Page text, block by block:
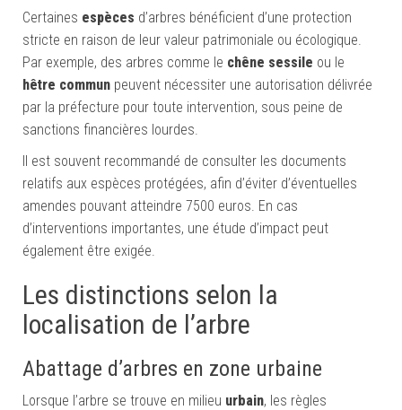
Certaines espèces d’arbres bénéficient d’une protection
stricte en raison de leur valeur patrimoniale ou écologique.
Par exemple, des arbres comme le chêne sessile ou le
hêtre commun peuvent nécessiter une autorisation délivrée
par la préfecture pour toute intervention, sous peine de
sanctions financières lourdes.
Il est souvent recommandé de consulter les documents
relatifs aux espèces protégées, afin d’éviter d’éventuelles
amendes pouvant atteindre 7500 euros. En cas
d’interventions importantes, une étude d’impact peut
également être exigée.
Les distinctions selon la
localisation de l’arbre
Abattage d’arbres en zone urbaine
Lorsque l’arbre se trouve en milieu urbain, les règles